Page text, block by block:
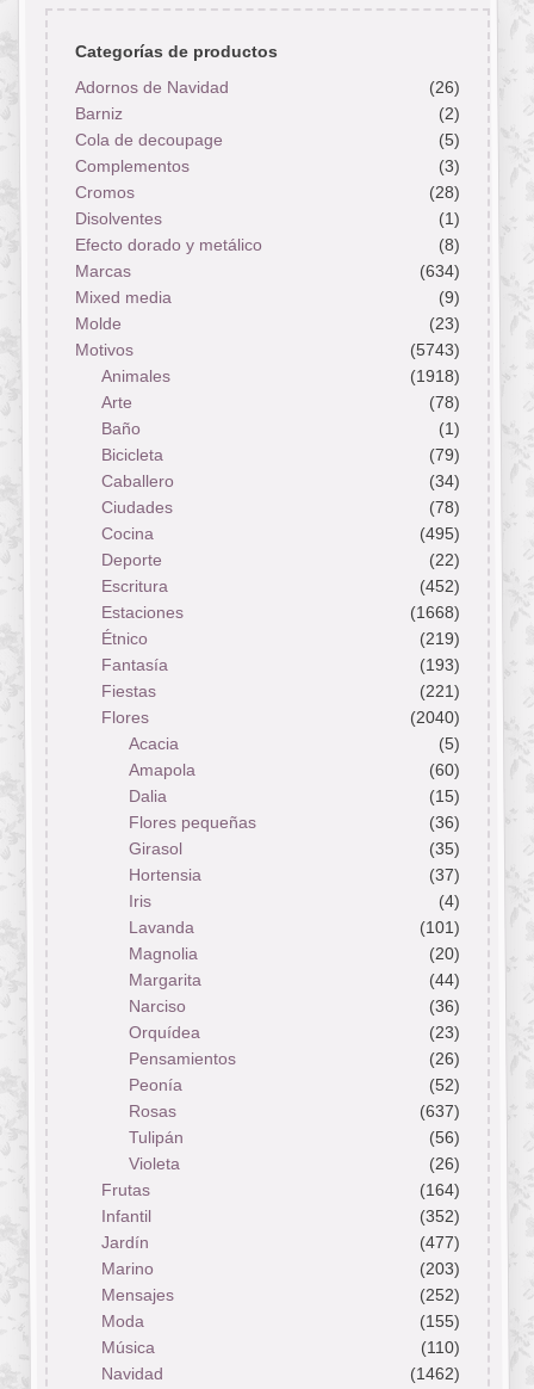
Categorías de productos
Adornos de Navidad
(26)
Barniz
(2)
Cola de decoupage
(5)
Complementos
(3)
Cromos
(28)
Disolventes
(1)
Efecto dorado y metálico
(8)
Marcas
(634)
Mixed media
(9)
Molde
(23)
Motivos
(5743)
Animales
(1918)
Arte
(78)
Baño
(1)
Bicicleta
(79)
Caballero
(34)
Ciudades
(78)
Cocina
(495)
Deporte
(22)
Escritura
(452)
Estaciones
(1668)
Étnico
(219)
Fantasía
(193)
Fiestas
(221)
Flores
(2040)
Acacia
(5)
Amapola
(60)
Dalia
(15)
Flores pequeñas
(36)
Girasol
(35)
Hortensia
(37)
Iris
(4)
Lavanda
(101)
Magnolia
(20)
Margarita
(44)
Narciso
(36)
Orquídea
(23)
Pensamientos
(26)
Peonía
(52)
Rosas
(637)
Tulipán
(56)
Violeta
(26)
Frutas
(164)
Infantil
(352)
Jardín
(477)
Marino
(203)
Mensajes
(252)
Moda
(155)
Música
(110)
Navidad
(1462)